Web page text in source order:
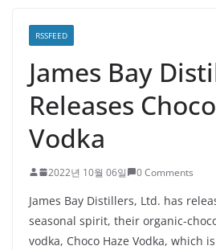
RSSFEED
James Bay
Releases
Vodka
2022년 10월 06일 0 Comments
James Bay Distillers, Ltd. has
seasonal spirit, their organic-
vodka, Choco Haze Vodka, which